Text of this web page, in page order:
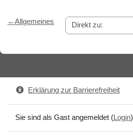
←Allgemeines
Erklärung zur Barrierefreiheit
Sie sind als Gast angemeldet (Login)